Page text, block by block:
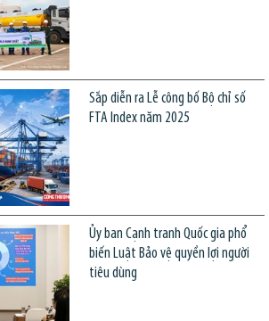
Sắp diễn ra Lễ công bố Bộ chỉ số
FTA Index năm 2025
Ủy ban Cạnh tranh Quốc gia phổ
biến Luật Bảo vệ quyền lợi người
tiêu dùng